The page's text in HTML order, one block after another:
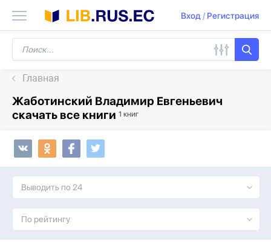
Вход/ Регистрация
Главная
Жаботинский Владимир Евгеньевич
скачать все книги 1 книг
Выводить по 24
По рейтингу